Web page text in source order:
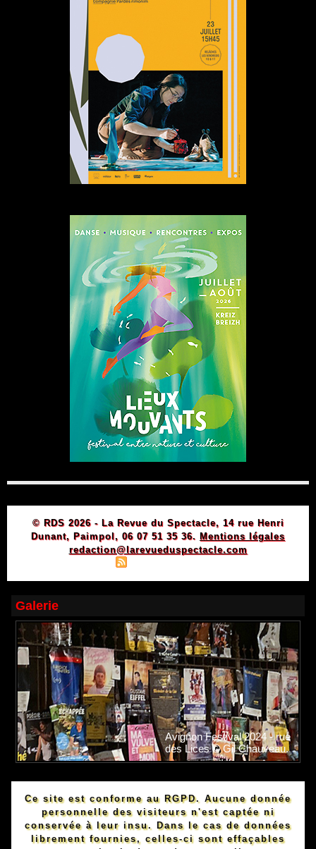
© RDS 2026 - La Revue du Spectacle, 14 rue Henri
Dunant, Paimpol, 06 07 51 35 36. Mentions légales
redaction@larevueduspectacle.com
Galerie
Avignon Festival 2024 - rue
des Lices © Gil Chauveau.
Ce site est conforme au RGPD. Aucune donnée
personnelle des visiteurs n'est captée ni
conservée à leur insu. Dans le cas de données
librement fournies, celles-ci sont effaçables